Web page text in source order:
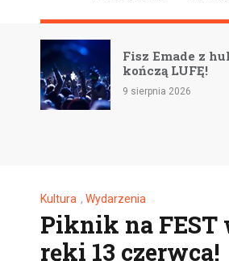
Fisz Emade z hukiem
kończą LUFĘ!
9 sierpnia 2026
Kultura , Wydarzenia
Piknik na
ręki 13 czerwca!